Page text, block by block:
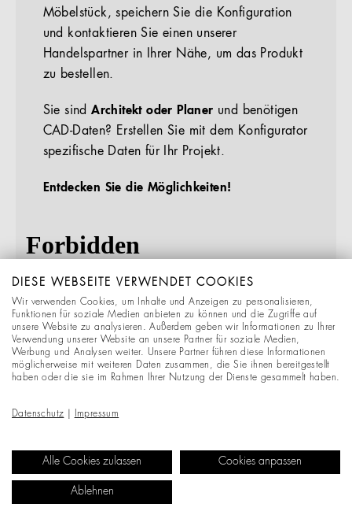
Möbelstück, speichern Sie die Konfiguration
und kontaktieren Sie einen unserer
Handelspartner in Ihrer Nähe, um das Produkt
zu bestellen.
Sie sindArchitekt oder Planer und benötigen
CAD-Daten? Erstellen Sie mit dem Konfigurator
spezifische Daten für Ihr Projekt.
Entdecken Sie die Möglichkeiten!
DIESE WEBSEITE VERWENDET COOKIES
Wir verwenden Cookies, um Inhalte und Anzeigen zu personalisieren,
Funktionen für soziale Medien anbieten zu können und die Zugriffe auf
unsere Website zu analysieren. Außerdem geben wir Informationen zu Ihrer
Verwendung unserer Website an unsere Partner für soziale Medien,
Werbung und Analysen weiter. Unsere Partner führen diese Informationen
möglicherweise mit weiteren Daten zusammen, die Sie ihnen bereitgestellt
haben oder die sie im Rahmen Ihrer Nutzung der Dienste gesammelt haben.
Datenschutz Impressum
Alle Cookies zulassen Cookies anpassen
Ablehnen